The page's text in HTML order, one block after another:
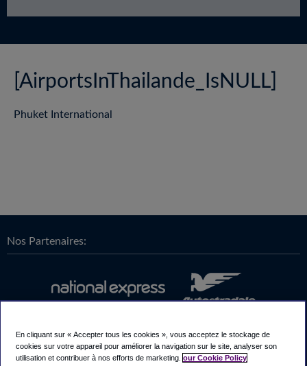
[AirportsInThailande_IsNULL]
Phuket International
Nos Partenaires:
En cliquant sur « Accepter tous les cookies », vous acceptez le stockage de
cookies sur votre appareil pour améliorer la navigation sur le site, analyser son
utilisation et contribuer à nos efforts de marketing. our Cookie Policy